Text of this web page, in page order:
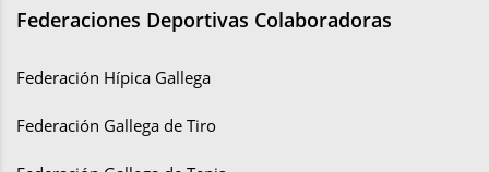
Federaciones Deportivas Colaboradoras
Federación Hípica Gallega
Federación Gallega de Tiro